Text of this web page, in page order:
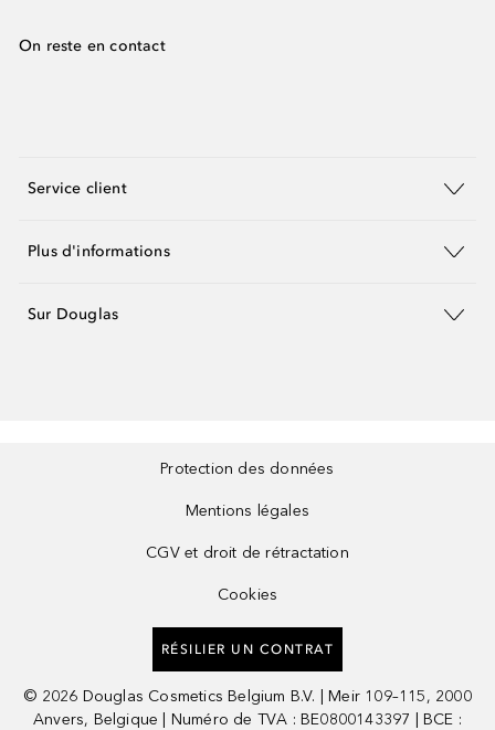
On reste en contact
Service client
Plus d'informations
Sur Douglas
Protection des données
Mentions légales
CGV et droit de rétractation
Cookies
RÉSILIER UN CONTRAT
© 2026 Douglas Cosmetics Belgium B.V. | Meir 109–115, 2000
Anvers, Belgique | Numéro de TVA : BE0800143397 | BCE :